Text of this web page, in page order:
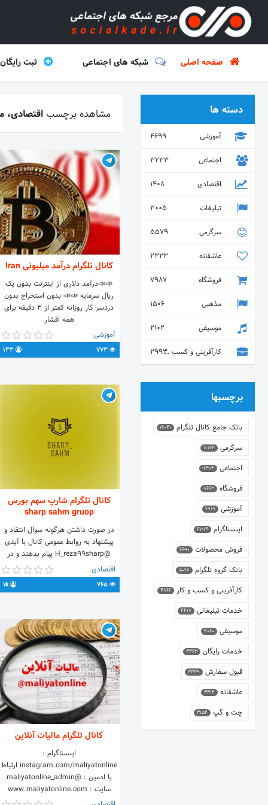
صفحه اصلی شبکه های اجتماعی ثبت
مشاهده برچسب اقتصادی،
کانال تلگرام درآمد میلیونی lran
📣📣درآمد دلاری از اینترنت بدون یک
ریال سرمایه 📣📣 بدون استخراج بدون
دردسر کار روزانه کمتر از 3 دقیقه برای
همه اقشار
آموزشی
773
133
کانال تلگرام شارپ سهم بورس
sharp sahm gruop
در صورت داشتن هرگونه سوال انتقاد و
پیشنهاد به روابط عمومی کانال با آیدی
@H_reza99sharp پیام بدهند و در
اسرع وقت توسط مدیر پاسخ داده خواهد
شد Sharp_sahm💥💥👊👊
اقتصادی
765
1k
کانال تلگرام مالیات آنلاین
اینستاگرام :
instagram.com/maliyatonline ارتباط
با ادمین : @maliyatonline_admin
سایت : www.maliyatonline.com
دسته ها
آموزشی
4699
اجتماعی
3233
اقتصادی
1408
تبلیغات
3005
سرگرمی
5579
عاشقانه
2323
فروشگاه
7987
مذهبی
1506
موسیقی
2102
کارآفرینی و کسب و کار 2993
برچسبها
بانک جامع کانال تلگرام 16041
سرگرمی 10164
اجتماعی 9494
فروشگاه 8662
آموزشی 6919
اینستاگرام 6794
فروش محصولات 6690
بانک گروه تلگرام 5068
کارآفرینی و کسب و کار 4866
خدمات تبلیغاتی 4417
موسیقی 4060
خدمات رایگان 3363
قبول سفارش 3339
عاشقانه 3312
چت و گپ 3154